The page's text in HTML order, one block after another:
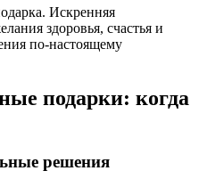
Искренняя
здоровья, счастья и
по-настоящему
подарки: когда
решения